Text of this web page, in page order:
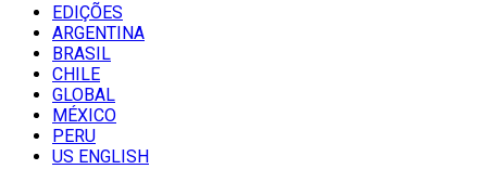
EDIÇÕES
ARGENTINA
BRASIL
CHILE
GLOBAL
MÉXICO
PERU
US ENGLISH